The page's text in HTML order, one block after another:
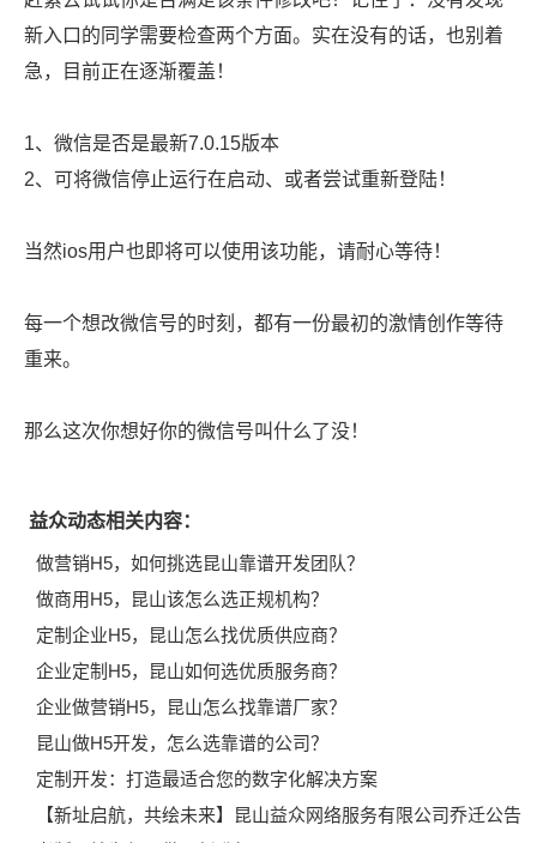
新入口的同学需要检查两个方面。实在没有的话，也别着
急，目前正在逐渐覆盖！
1、微信是否是最新7.0.15版本
2、可将微信停止运行在启动、或者尝试重新登陆！
当然ios用户也即将可以使用该功能，请耐心等待！
每一个想改微信号的时刻，都有一份最初的激情创作等待
重来。
那么这次你想好你的微信号叫什么了没！
益众动态相关内容：
做营销H5，如何挑选昆山靠谱开发团队？
做商用H5，昆山该怎么选正规机构？
定制企业H5，昆山怎么找优质供应商？
企业定制H5，昆山如何选优质服务商？
企业做营销H5，昆山怎么找靠谱厂家？
昆山做H5开发，怎么选靠谱的公司？
定制开发：打造最适合您的数字化解决方案
【新址启航，共绘未来】昆山益众网络服务有限公司乔迁公告